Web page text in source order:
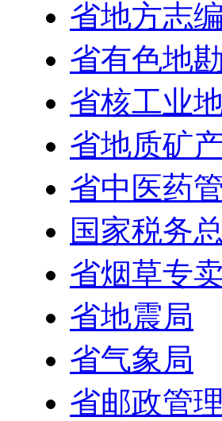
省地方志
省有色地
省核工业
省地质矿
省中医药
国家税务
省烟草专
省地震局
省气象局
省邮政管